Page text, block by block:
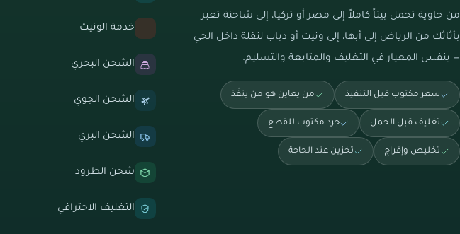
من حاوية تحمل بيتاً كاملاً إلى مصر أو تركيا، إلى شاحنة تعبر
بأثاثك من الرياض إلى أبها، إلى ونيت أو دباب لنقلة داخل الحي
— بنفس المعيار في التغليف والمتابعة والتسليم.
سعر مكتوب قبل التنفيذ من يعاين هو من ينفّذ
تغليف قبل الحمل جرد مكتوب للقطع
تخليص وإفراج تخزين عند الحاجة
خدمة الونيت
الشحن البحري
الشحن الجوي
الشحن البري
شحن الطرود
التغليف الاحترافي